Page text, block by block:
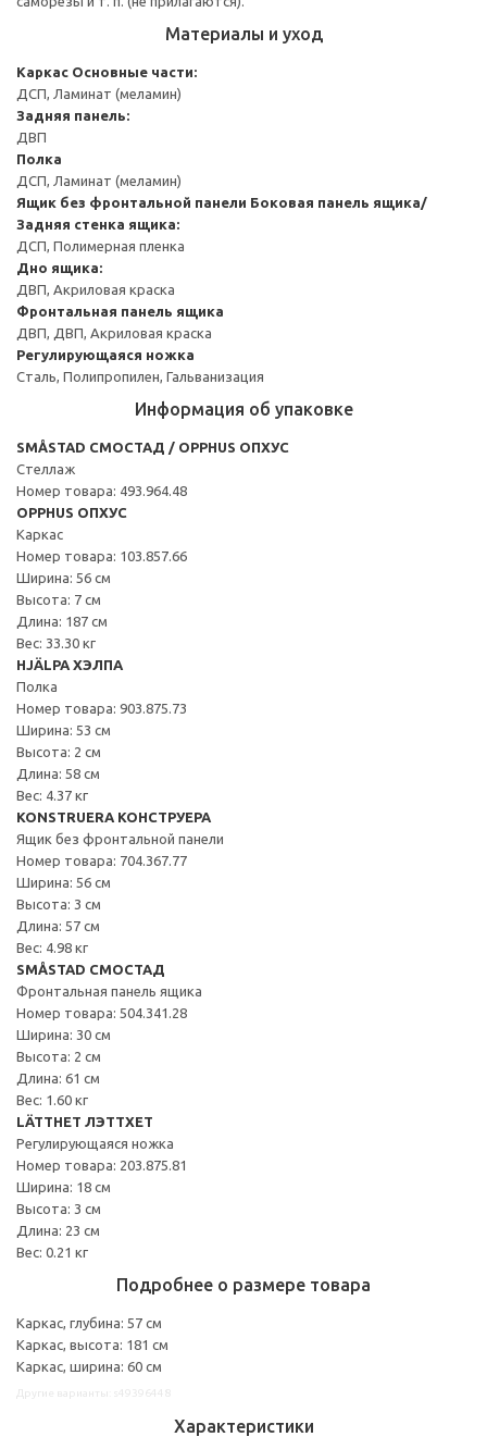
Материалы и уход
Каркас Основные части:
ДСП, Ламинат (меламин)
Задняя панель:
ДВП
Полка
ДСП, Ламинат (меламин)
Ящик без фронтальной панели Боковая панель ящика/
Задняя стенка ящика:
ДСП, Полимерная пленка
Дно ящика:
ДВП, Акриловая краска
Фронтальная панель ящика
ДВП, ДВП, Акриловая краска
Регулирующаяся ножка
Сталь, Полипропилен, Гальванизация
Информация об упаковке
SMÅSTAD СМОСТАД / OPPHUS ОПХУС
Стеллаж
Номер товара: 493.964.48
OPPHUS ОПХУС
Каркас
Номер товара: 103.857.66
Ширина: 56 см
Высота: 7 см
Длина: 187 см
Вес: 33.30 кг
HJÄLPA ХЭЛПА
Полка
Номер товара: 903.875.73
Ширина: 53 см
Высота: 2 см
Длина: 58 см
Вес: 4.37 кг
KONSTRUERA КОНСТРУЕРА
Ящик без фронтальной панели
Номер товара: 704.367.77
Ширина: 56 см
Высота: 3 см
Длина: 57 см
Вес: 4.98 кг
SMÅSTAD СМОСТАД
Фронтальная панель ящика
Номер товара: 504.341.28
Ширина: 30 см
Высота: 2 см
Длина: 61 см
Вес: 1.60 кг
LÄTTHET ЛЭТТХЕТ
Регулирующаяся ножка
Номер товара: 203.875.81
Ширина: 18 см
Высота: 3 см
Длина: 23 см
Вес: 0.21 кг
Подробнее о размере товара
Каркас, глубина: 57 см
Каркас, высота: 181 см
Каркас, ширина: 60 см
Характеристики